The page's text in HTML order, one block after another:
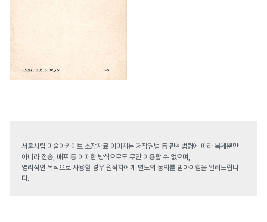
서울시립 미술아카이브 소장자료 이미지는 저작권법 등 관계법령에 따라 복제뿐만
아니라 전송, 배포 등 어떠한 방식으로도 무단 이용할 수 없으며,
영리적인 목적으로 사용할 경우 원작자에게 별도의 동의를 받아야함을 알려드립니
다.